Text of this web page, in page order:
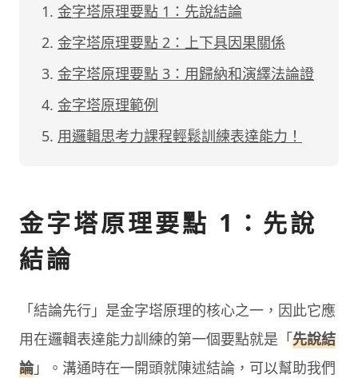
金字塔原理要點 1：先說結論
金字塔原理要點 2：上下具因果關係
金字塔原理要點 3：用歸納和演繹法論證
金字塔原理範例
用邏輯思考力課程輕鬆訓練表達能力！
金字塔原理要點 1：先說
結論
「結論先行」是金字塔原理的核心之一，因此它應
用在邏輯表達能力訓練的第一個要點就是「先說結
論」。溝通時在一開頭就陳述結論，可以幫助我們